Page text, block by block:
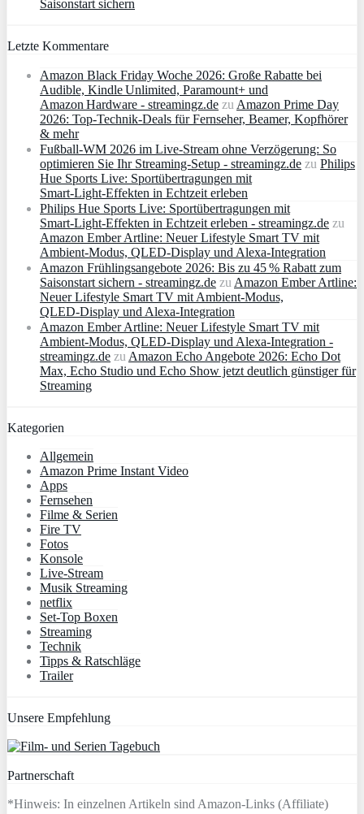
Saisonstart sichern
Letzte Kommentare
Amazon Black Friday Woche 2026: Große Rabatte bei
Audible, Kindle Unlimited, Paramount+ und
Amazon Hardware - streamingz.de zuAmazon Prime Day
2026: Top-Technik-Deals für Fernseher, Beamer, Kopfhörer
& mehr
Fußball-WM 2026 im Live-Stream ohne Verzögerung: So
optimieren Sie Ihr Streaming-Setup - streamingz.de zu Philips
Hue Sports Live: Sportübertragungen mit
Smart‑Light‑Effekten in Echtzeit erleben
Philips Hue Sports Live: Sportübertragungen mit
Smart‑Light‑Effekten in Echtzeit erleben - streamingz.de zu
Amazon Ember Artline: Neuer Lifestyle Smart TV mit
Ambient‑Modus, QLED‑Display und Alexa‑Integration
Amazon Frühlingsangebote 2026: Bis zu 45 % Rabatt zum
Saisonstart sichern - streamingz.de zuAmazon Ember Artline:
Neuer Lifestyle Smart TV mit Ambient‑Modus,
QLED‑Display und Alexa‑Integration
Amazon Ember Artline: Neuer Lifestyle Smart TV mit
Ambient‑Modus, QLED‑Display und Alexa‑Integration -
streamingz.de zuAmazon Echo Angebote 2026: Echo Dot
Max, Echo Studio und Echo Show jetzt deutlich günstiger für
Streaming
Kategorien
Allgemein
Amazon Prime Instant Video
Apps
Fernsehen
Filme & Serien
Fire TV
Fotos
Konsole
Live-Stream
Musik Streaming
netflix
Set-Top Boxen
Streaming
Technik
Tipps & Ratschläge
Trailer
Unsere Empfehlung
Partnerschaft
*Hinweis: In einzelnen Artikeln sind Amazon-Links (Affiliate)